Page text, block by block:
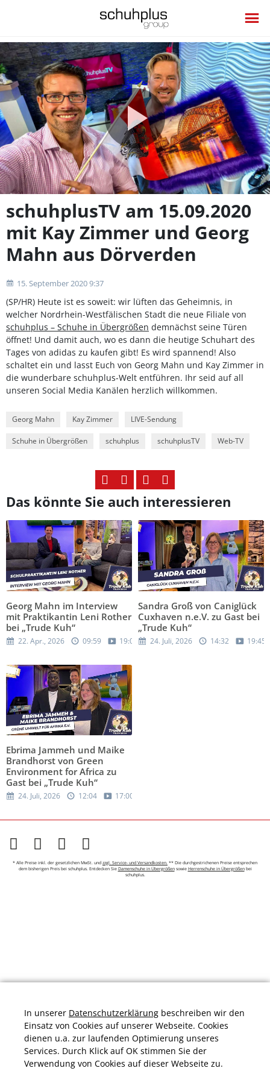
Video
schuhplusTV am 15.09.2020
mit Kay Zimmer und Georg
Mahn aus Dörverden
15. September 2020 9:37
(SP/HR) Heute ist es soweit: wir lüften das Geheimnis, in
welcher Nordrhein-Westfälischen Stadt die neue Filiale von
schuhplus – Schuhe in Übergrößen demnächst seine Türen
öffnet! Und damit auch, wo es dann die heutige Schuhart des
Tages von adidas zu kaufen gibt! Es wird spannend! Also
schaltet ein und lasst Euch von Georg Mahn und Kay Zimmer in
die wunderbare schuhplus-Welt entführen. Ihr seid auf all
unseren Social Media Kanälen herzlich willkommen.
Georg Mahn Kay Zimmer LIVE-Sendung
Schuhe in Übergrößen schuhplus schuhplusTV Web-TV
Das könnte Sie auch interessieren
Georg Mahn im Interview
mit Praktikantin Leni Rother
bei „Trude Kuh“
22. Apr., 2026 09:59 19:05
Sandra Groß von Caniglück
Cuxhaven n.e.V. zu Gast bei
„Trude Kuh“
24. Juli, 2026 14:32 19:45
Ebrima Jammeh und Maike
Brandhorst von Green
Environment for Africa zu
Gast bei „Trude Kuh“
24. Juli, 2026 12:04 17:00
* Alle Preise inkl. der gesetzlichen MwSt. und zzgl. Service- und Versandkosten. ** Die durchgestrichenen Preise entsprechen
dem bisherigen Preis bei schuhplus. Entdecken Sie Damenschuhe in Übergrößensowie Herrenschuhe in Übergrößenbei
schuhplus.
In unserer Datenschutzerklärung beschreiben wir den
Einsatz von Cookies auf unserer Webseite. Cookies
dienen u.a. zur laufenden Optimierung unseres
Services. Durch Klick auf OK stimmen Sie der
Verwendung von Cookies auf dieser Webseite zu.